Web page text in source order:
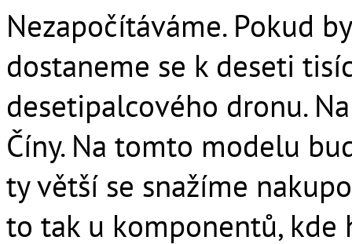
Nezapočítáváme. Pokud
dostaneme se k deseti
desetipalcového dronu.
Číny. Na tomto modelu
ty větší se snažíme
to tak u komponentů, kde